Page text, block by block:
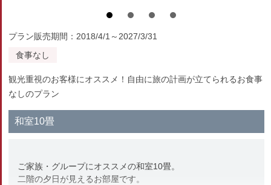
プラン販売期間：2018/4/1～2027/3/31
食事なし
観光重視のお客様にオススメ！自由に旅の計画が立てられるお食事
なしのプラン
和室10畳
ご家族・グループにオススメの和室10畳。
二階の夕日が見えるお部屋です。